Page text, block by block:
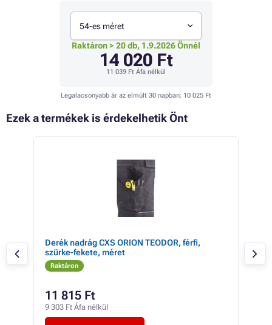
54-es méret
Raktáron > 20 db, 1.9.2026 Önnél
14 020 Ft
11 039 Ft Áfa nélkül
Legalacsonyabb ár az elmúlt 30 napban: 10 025 Ft
Ezek a termékek is érdekelhetik Önt
Derék nadrág CXS ORION TEODOR, férfi,
szürke-fekete, méret
Raktáron
11 815 Ft
9 303 Ft Áfa nélkül